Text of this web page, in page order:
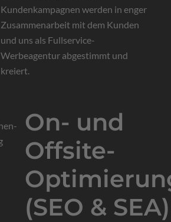
Kundenkampagnen werden in enger
Zusammenarbeit mit dem Kunden
und uns als Fullservice-
Werbeagentur abgestimmt und
kreiert.
On- und
Offsite-
(SEO & SEA)